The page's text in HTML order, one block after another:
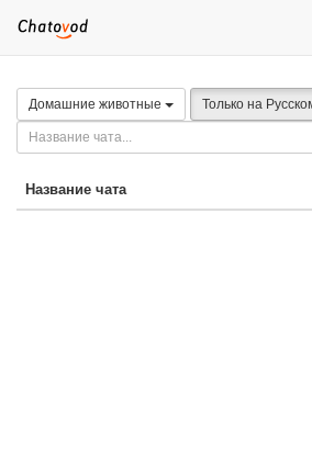
Домашние животные Только на
Название чата